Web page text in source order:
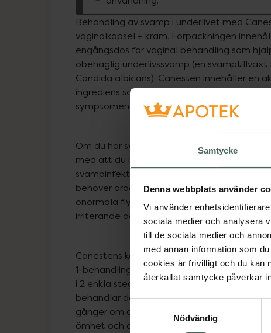
Samtycke
Denna webbplats använder
Vi använder
sociala medier och analysera
till de sociala medier och
med annan information som
cookies är frivilligt och du kan
återkallat samtycke påverkar
Nödvändig
Behandling av svamp i underlivet med
vaginalkapsel + kräm. Förpackningen
engångsdos för vaginal behandling som
obehaglig underlivssvamp (en
Candida albicans). Canesten innehåller en
ingrediens som behandlar svamp i
symptomen.
Om du har symptom på svamp i underlivet
med att du inte är ensam. Kvinnor över hela
svampinfektion i underlivet. Det är mycket
behöver oroa dig över. Men symptom såsom
onormala flytningar, rodnad, svullnad och
irriterande och göra ditt liv lite mer
Canestens kombinationsförpackning mot
1-behandling som hjälper dig att ta kontroll
i 2 enkla steg: den mjuka vaginakapseln
behandlar den invändiga infektionen.
gånger om dagen i 1-2 veckor och behandlar
ömhet och andra symptom, så att du kan